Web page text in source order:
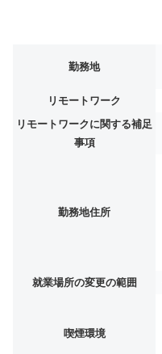
勤務地
リモートワーク
リモートワークに関する補足
事項
勤務地住所
就業場所の変更の範囲
喫煙環境